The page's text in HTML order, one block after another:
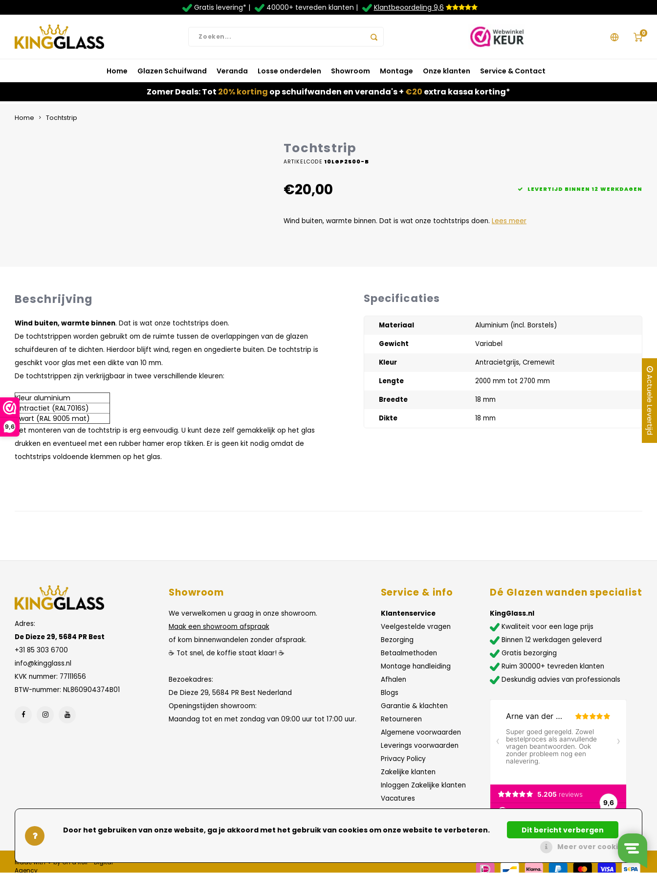
9,6
Gratis levering* | 40000+ tevreden klanten | Klantbeoordeling 9,6
0
Home Glazen Schuifwand Veranda Losse onderdelen Showroom Montage Onze klanten Service & Contact
Zomer Deals: Tot 20% korting op schuifwanden en veranda's + €20 extra kassa korting*
Home Tochtstrip
Tochtstrip
ARTIKELCODE 10LGP2500-B
€20,00 LEVERTIJD BINNEN 12 WERKDAGEN
Wind buiten, warmte binnen. Dat is wat onze tochtstrips doen. Lees meer
Beschrijving
Wind buiten, warmte binnen. Dat is wat onze tochtstrips doen.
De tochtstrippen worden gebruikt om de ruimte tussen de overlappingen van de glazen
schuifdeuren af te dichten. Hierdoor blijft wind, regen en ongedierte buiten. De tochtstrip is
geschikt voor glas met een dikte van 10 mm.
De tochtstrippen zijn verkrijgbaar in twee verschillende kleuren:
Kleur aluminium
Antractiet (RAL7016S)
Zwart (RAL 9005 mat)
Het monteren van de tochtstrip is erg eenvoudig. U kunt deze zelf gemakkelijk op het glas
drukken en eventueel met een rubber hamer erop tikken. Er is geen kit nodig omdat de
tochtstrips voldoende klemmen op het glas.
Specificaties
Materiaal
Aluminium (incl. Borstels)
Gewicht
Variabel
Kleur
Antracietgrijs, Cremewit
Lengte
2000 mm tot 2700 mm
Breedte
18 mm
Dikte
18 mm
Adres:
De Dieze 29, 5684 PR Best
+31 85 303 6700
info@kingglass.nl
KVK nummer: 77111656
BTW-nummer: NL860904374B01
Showroom
We verwelkomen u graag in onze showroom.
Maak een showroom afspraak
of kom binnenwandelen zonder afspraak.
☕ Tot snel, de koffie staat klaar! ☕
Bezoekadres:
De Dieze 29, 5684 PR Best Nederland
Openingstijden showroom:
Maandag tot en met zondag van 09:00 uur tot 17:00 uur.
Service & info
Klantenservice
Veelgestelde vragen
Bezorging
Betaalmethoden
Montage handleiding
Afhalen
Blogs
Garantie & klachten
Retourneren
Algemene voorwaarden
Leverings voorwaarden
Privacy Policy
Zakelijke klanten
Inloggen Zakelijke klanten
Vacatures
Dé Glazen wanden specialist
KingGlass.nl
Kwaliteit voor een lage prijs
Binnen 12 werkdagen geleverd
Gratis bezorging
Ruim 30000+ tevreden klanten
Deskundig advies van professionals
Made with ❤ by On a Roll - Digital
Agency
Actuele Levertijd
Door het gebruiken van onze website, ga je akkoord met het gebruik van cookies om onze website te verbeteren.
Dit bericht verbergen
Meer over cookies »